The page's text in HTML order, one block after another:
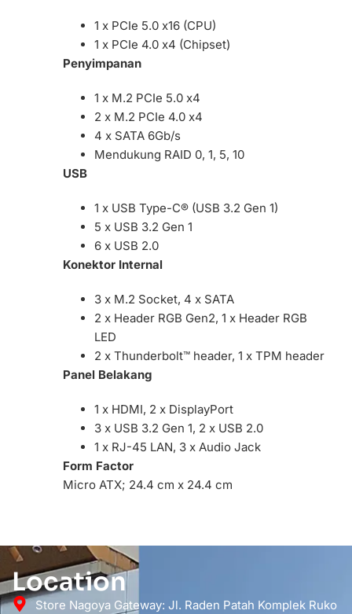
1 x PCIe 5.0 x16 (CPU)
1 x PCIe 4.0 x4 (Chipset)
Penyimpanan
1 x M.2 PCIe 5.0 x4
2 x M.2 PCIe 4.0 x4
4 x SATA 6Gb/s
Mendukung RAID 0, 1, 5, 10
USB
1 x USB Type-C® (USB 3.2 Gen 1)
5 x USB 3.2 Gen 1
6 x USB 2.0
Konektor Internal
3 x M.2 Socket, 4 x SATA
2 x Header RGB Gen2, 1 x Header RGB
LED
2 x Thunderbolt™ header, 1 x TPM header
Panel Belakang
1 x HDMI, 2 x DisplayPort
3 x USB 3.2 Gen 1, 2 x USB 2.0
1 x RJ-45 LAN, 3 x Audio Jack
Form Factor
Micro ATX; 24.4 cm x 24.4 cm
Location
Store Nagoya Gateway: Jl. Raden Patah Komplek Ruko